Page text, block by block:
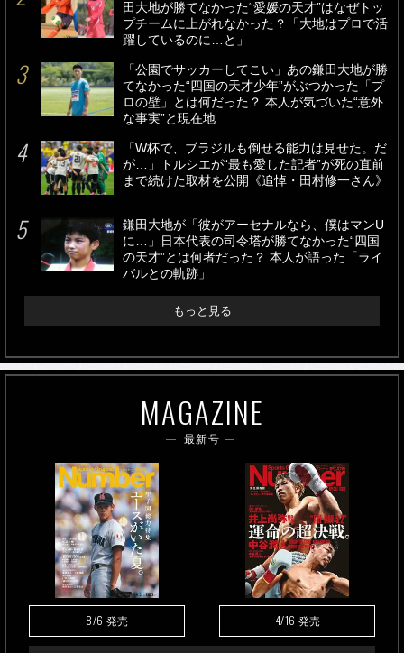
田大地が勝てなかった“愛媛の天才”はなぜトッ
プチームに上がれなかった？「大地はプロで活
躍しているのに…と」
「公園でサッカーしてこい」あの鎌田大地が勝
てなかった“四国の天才少年”がぶつかった「プ
ロの壁」とは何だった？ 本人が気づいた“意外
な事実”と現在地
「W杯で、ブラジルも倒せる能力は見せた。だ
が…」トルシエが“最も愛した記者”が死の直前
まで続けた取材を公開《追悼・田村修一さん》
鎌田大地が「彼がアーセナルなら、僕はマンU
に…」日本代表の司令塔が勝てなかった“四国
の天才”とは何者だった？ 本人が語った「ライ
バルとの軌跡」
もっと見る
MAGAZINE
最新号
8/6 発売 4/16 発売